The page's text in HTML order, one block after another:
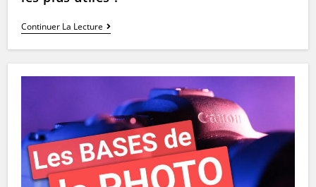
Continuer La LectureCanon
EOS
:
Options
Les
Plus
Utiles
!